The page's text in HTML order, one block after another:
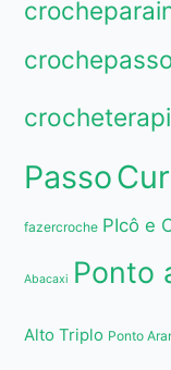
Passo
fazercroche PIcô e
Abacaxi Ponto
Alto Triplo Ponto